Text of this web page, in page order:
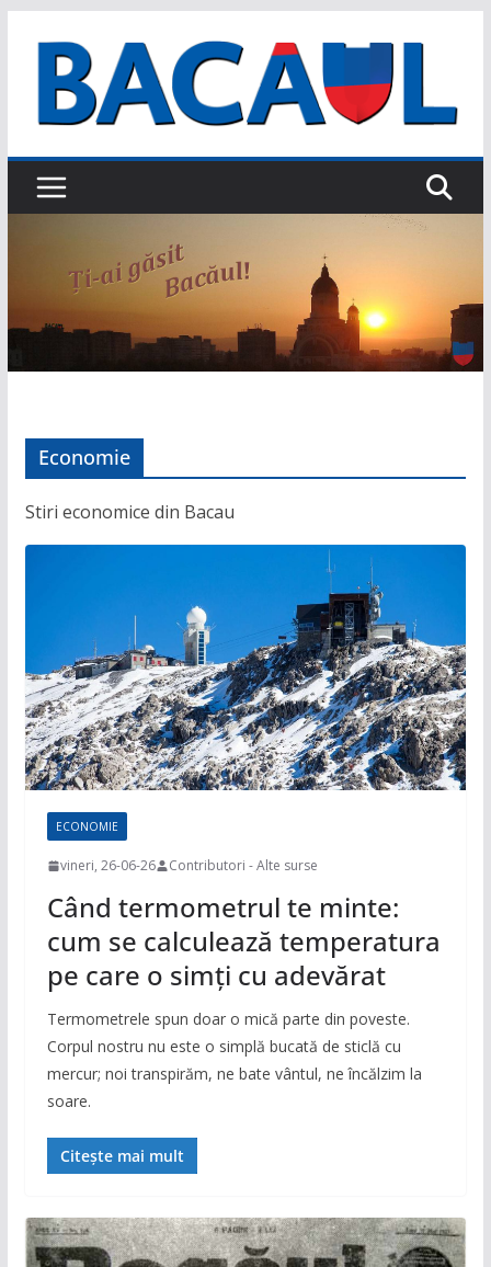
conținut
Economie
Stiri economice din Bacau
ECONOMIE
vineri, 26-06-26 Contributori - Alte surse
Când termometrul te minte:
cum se calculează temperatura
pe care o simți cu adevărat
Termometrele spun doar o mică parte din poveste.
Corpul nostru nu este o simplă bucată de sticlă cu
mercur; noi transpirăm, ne bate vântul, ne încălzim la
soare.
Citește mai mult